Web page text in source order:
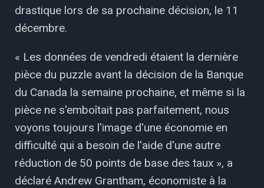
drastique lors de sa prochaine décision, le 11
décembre.
« Les données de vendredi étaient la dernière
pièce du puzzle avant la décision de la Banque
du Canada la semaine prochaine, et même si la
pièce ne s'emboîtait pas parfaitement, nous
voyons toujours l'image d'une économie en
difficulté qui a besoin de l'aide d'une autre
réduction de 50 points de base des taux », a
déclaré Andrew Grantham, économiste à la